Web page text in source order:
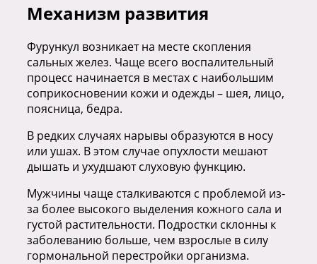
Механизм развития
Фурункул возникает на месте скопления
сальных желез. Чаще всего воспалительный
процесс начинается в местах с наибольшим
соприкосновении кожи и одежды – шея, лицо,
поясница, бедра.
В редких случаях нарывы образуются в носу
или ушах. В этом случае опухлости мешают
дышать и ухудшают слуховую функцию.
Мужчины чаще сталкиваются с проблемой из-
за более высокого выделения кожного сала и
густой растительности. Подростки склонны к
заболеванию больше, чем взрослые в силу
гормональной перестройки организма.